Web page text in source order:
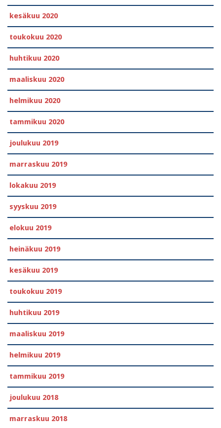
kesäkuu 2020
toukokuu 2020
huhtikuu 2020
maaliskuu 2020
helmikuu 2020
tammikuu 2020
joulukuu 2019
marraskuu 2019
lokakuu 2019
syyskuu 2019
elokuu 2019
heinäkuu 2019
kesäkuu 2019
toukokuu 2019
huhtikuu 2019
maaliskuu 2019
helmikuu 2019
tammikuu 2019
joulukuu 2018
marraskuu 2018